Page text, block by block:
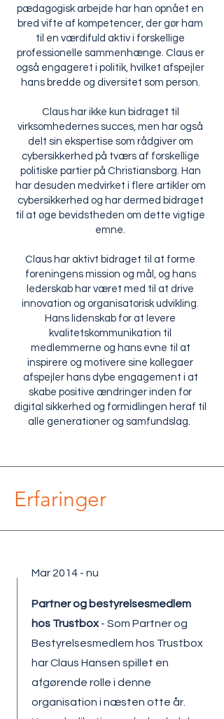
pædagogisk arbejde har han opnået en
bred vifte af kompetencer, der gør ham
til en værdifuld aktiv i forskellige
professionelle sammenhænge. Claus er
også engageret i politik, hvilket afspejler
hans bredde og diversitet som person.
Claus har ikke kun bidraget til
virksomhedernes succes, men har også
delt sin ekspertise som rådgiver om
cybersikkerhed på tværs af forskellige
politiske partier på Christiansborg. Han
har desuden medvirket i flere artikler om
cybersikkerhed og har dermed bidraget
til at øge bevidstheden om dette vigtige
emne.
Claus har aktivt bidraget til at forme
foreningens mission og mål, og hans
lederskab har været med til at drive
innovation og organisatorisk udvikling.
Hans lidenskab for at levere
kvalitetskommunikation til
medlemmerne og hans evne til at
inspirere og motivere sine kollegaer
afspejler hans dybe engagement i at
skabe positive ændringer inden for
digital sikkerhed og formidlingen heraf til
alle generationer og samfundslag.
Erfaringer
Mar 2014 - nu
Partner og bestyrelsesmedlem
hos Trustbox- Som Partner og
Bestyrelsesmedlem hos Trustbox
har Claus Hansen spillet en
afgørende rolle i denne
organisation i næsten otte år.